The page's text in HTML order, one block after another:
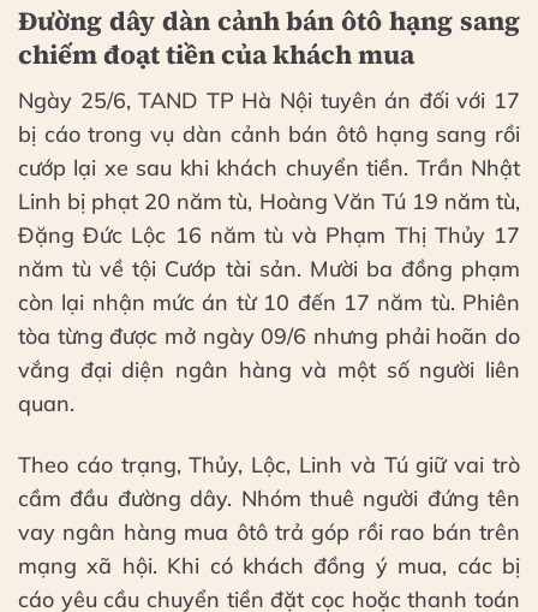
Đường dây dàn cảnh bán ôtô hạng sang
chiếm đoạt tiền của khách mua
Ngày 25/6, TAND TP Hà Nội tuyên án đối với 17
bị cáo trong vụ dàn cảnh bán ôtô hạng sang rồi
cướp lại xe sau khi khách chuyển tiền. Trần Nhật
Linh bị phạt 20 năm tù, Hoàng Văn Tú 19 năm tù,
Đặng Đức Lộc 16 năm tù và Phạm Thị Thủy 17
năm tù về tội Cướp tài sản. Mười ba đồng phạm
còn lại nhận mức án từ 10 đến 17 năm tù. Phiên
tòa từng được mở ngày 09/6 nhưng phải hoãn do
vắng đại diện ngân hàng và một số người liên
quan.
Theo cáo trạng, Thủy, Lộc, Linh và Tú giữ vai trò
cầm đầu đường dây. Nhóm thuê người đứng tên
vay ngân hàng mua ôtô trả góp rồi rao bán trên
mạng xã hội. Khi có khách đồng ý mua, các bị
cáo yêu cầu chuyển tiền đặt cọc hoặc thanh toán